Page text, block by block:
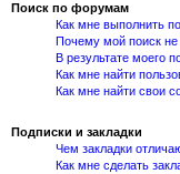
Поиск по форумам
Как мне выполнить
Почему мой поиск не
В результате моего
Как мне найти
Как мне найти свои
Подписки и закладки
Чем закладки
Как мне сделать